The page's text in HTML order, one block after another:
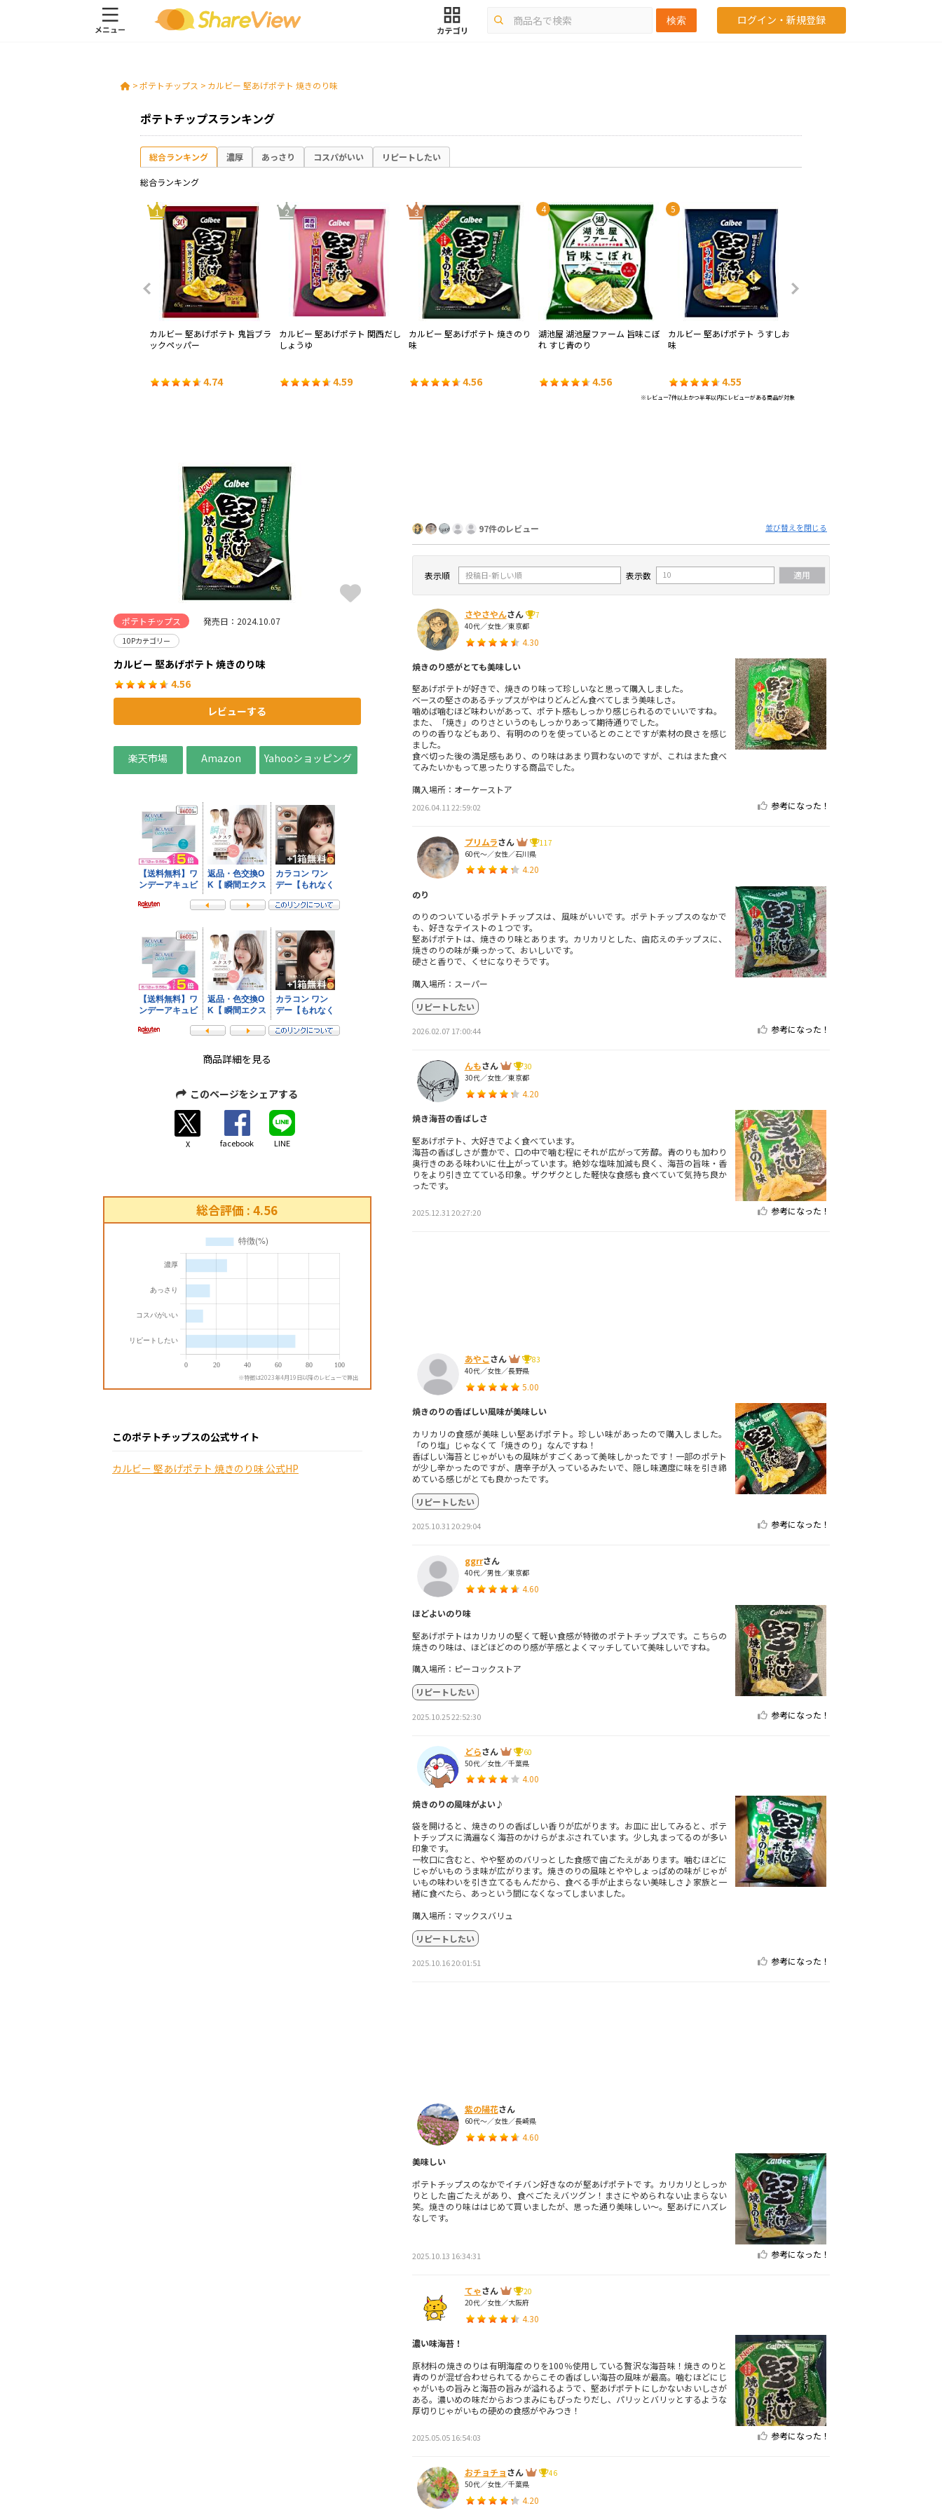
検索 ログイン・新規登録
>ポテトチップス > カルビー 堅あげポテト 焼きのり味
ポテトチップスランキング
総合ランキング 濃厚 あっさり コスパがいい リピートしたい
総合ランキング
1
カルビー 堅あげポテト 鬼旨ブラ
ックペッパー
4.74
2
カルビー 堅あげポテト 関西だし
しょうゆ
4.59
3
カルビー 堅あげポテト 焼きのり
味
4.56
4
湖池屋 湖池屋ファーム 旨味こぼ
れ すじ青のり
4.56
5
カルビー 堅あげポテト うすしお
味
4.55
※レビュー7件以上かつ半年以内にレビューがある商品が対象
ポテトチップス 発売日：2024.10.07
10Pカテゴリー
カルビー 堅あげポテト 焼きのり味
4.56
レビューする
楽天市場 Amazon Yahooショッピング
商品詳細を見る
97件のレビュー 並び替えを閉じる
表示順 表示数
さやさやんさん
7
40代／女性／東京都
4.30
焼きのり感がとても美味しい
堅あげポテトが好きで、焼きのり味って珍しいなと思って購入しました。
ベースの堅さのあるチップスがやはりどんどん食べてしまう美味しさ。
噛めば噛むほど味わいがあって、ポテト感もしっかり感じられるのでいいですね。
また、「焼き」のりさというのもしっかりあって期待通りでした。
のりの香りなどもあり、有明ののりを使っているとのことですが素材の良さを感じ
ました。
食べ切った後の満足感もあり、のり味はあまり買わないのですが、これはまた食べ
てみたいかもって思ったりする商品でした。
購入場所：オーケーストア
2026.04.11 22:59:02 参考になった！
プリムラさん
117
60代～／女性／石川県
4.20
のり
のりのついているポテトチップスは、風味がいいです。ポテトチップスのなかで
も、好きなテイストの１つです。
堅あげポテトは、焼きのり味とあります。カリカリとした、歯応えのチップスに、
焼きのりの味が乗っかって、おいしいです。
硬さと香りで、くせになりそうです。
購入場所：スーパー
リピートしたい
2026.02.07 17:00:44 参考になった！
んもさん
30
30代／女性／東京都
4.20
焼き海苔の香ばしさ
堅あげポテト、大好きでよく食べています。
海苔の香ばしさが豊かで、口の中で噛む程にそれが広がって芳醇。青のりも加わり
奥行きのある味わいに仕上がっています。絶妙な塩味加減も良く、海苔の旨味・香
りをより引き立てている印象。ザクザクとした軽快な食感も食べていて気持ち良か
ったです。
2025.12.31 20:27:20 参考になった！
あやこさん
83
40代／女性／長野県
5.00
焼きのりの香ばしい風味が美味しい
カリカリの食感が美味しい堅あげポテト。珍しい味があったので購入しました。
「のり塩」じゃなくて「焼きのり」なんですね！
香ばしい海苔とじゃがいもの風味がすごくあって美味しかったです！一部のポテト
が少し辛かったのですが、唐辛子が入っているみたいで、隠し味適度に味を引き締
めている感じがとても良かったです。
リピートしたい
2025.10.31 20:29:04 参考になった！
ggrrさん
40代／男性／東京都
4.60
ほどよいのり味
堅あげポテトはカリカリの堅くて軽い食感が特徴のポテトチップスです。こちらの
焼きのり味は、ほどほどののり感が芋感とよくマッチしていて美味しいですね。
購入場所：ピーコックストア
リピートしたい
2025.10.25 22:52:30 参考になった！
どらさん
60
50代／女性／千葉県
4.00
焼きのりの風味がよい♪
袋を開けると、焼きのりの香ばしい香りが広がります。お皿に出してみると、ポテ
トチップスに満遍なく海苔のかけらがまぶされています。少し丸まってるのが多い
印象です。
一枚口に含むと、やや堅めのバリっとした食感で歯ごたえがあります。噛むほどに
じゃがいものうま味が広がります。焼きのりの風味とややしょっぱめの味がじゃが
いもの味わいを引き立てるもんだから、食べる手が止まらない美味しさ♪家族と一
緒に食べたら、あっという間になくなってしまいました。
購入場所：マックスバリュ
リピートしたい
2025.10.16 20:01:51 参考になった！
紫の陽花さん
60代～／女性／長崎県
4.60
美味しい
ポテトチップスのなかでイチバン好きなのが堅あげポテトです。カリカリとしっか
りとした歯ごたえがあり、食べごたえバツグン！まさにやめられない止まらない
笑。焼きのり味ははじめて買いましたが、思った通り美味しい〜。堅あげにハズレ
なしです。
2025.10.13 16:34:31 参考になった！
てゃさん
20
20代／女性／大阪府
4.30
濃い味海苔！
原材料の焼きのりは有明海産のりを100％使用している贅沢な海苔味！焼きのりと
青のりが混ぜ合わせられてるからこその香ばしい海苔の風味が最高。噛むほどにじ
ゃがいもの旨みと海苔の旨みが溢れるようで、堅あげポテトにしかないおいしさが
ある。濃いめの味だからおつまみにもぴったりだし、パリッとバリッとするような
厚切りじゃがいもの硬めの食感がやみつき！
2025.05.05 16:54:03 参考になった！
おチョチョさん
46
50代／女性／千葉県
4.20
このページをシェアする
X facebook LINE
総合評価 : 4.56
※特徴は2023年4月19日以降のレビューで算出
このポテトチップスの公式サイト
カルビー 堅あげポテト 焼きのり味 公式HP